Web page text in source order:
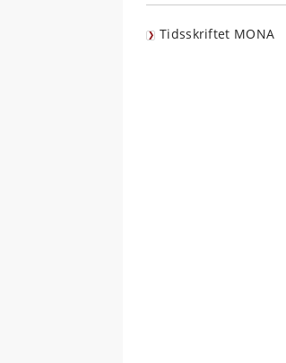
Tidsskriftet MONA